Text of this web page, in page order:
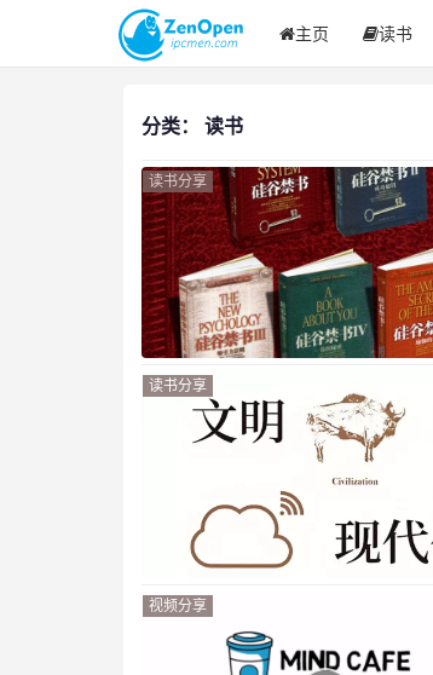
主页 读书
分类： 读书
读书分享
读书分享
视频分享